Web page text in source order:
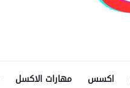
اكسس مهارات الاكسل